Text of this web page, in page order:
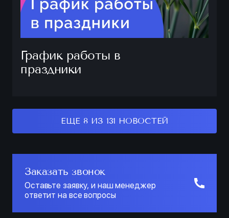
График работы в
праздники
ЕЩЕ 8 ИЗ 131 НОВОСТЕЙ
Заказать звонок
Оставьте заявку, и наш менеджер
ответит на все вопросы